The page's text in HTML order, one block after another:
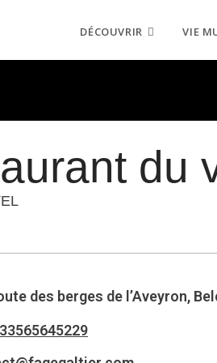
DÉCOUVRIR VIE
du
des berges de l’Aveyron,